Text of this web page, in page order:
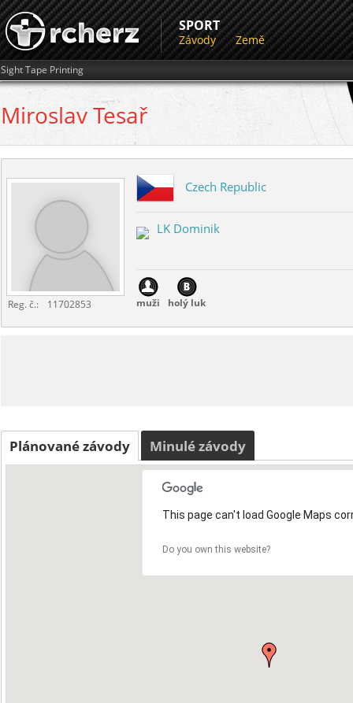
SPORT
Závody Země
Sight Tape Printing
MiroslavTesař
Reg. č.: 11702853
Czech Republic
LK Dominik
muži holý luk
Plánované závody Minulé závody
This page can't load Google Maps
Do you own this website?